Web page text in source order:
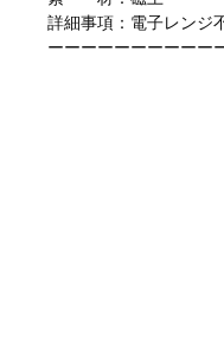
詳細事項：電子レンジ
ーーーーーーーーーー